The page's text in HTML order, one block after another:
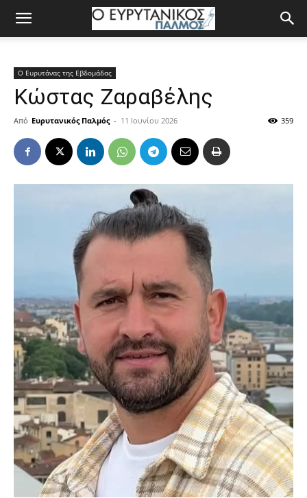
Ο Ευρυτάνας της Εβδομάδας
Κώστας Ζαραβέλης
Από Ευρυτανικός Παλμός - 11 Ιουνίου 2026 359